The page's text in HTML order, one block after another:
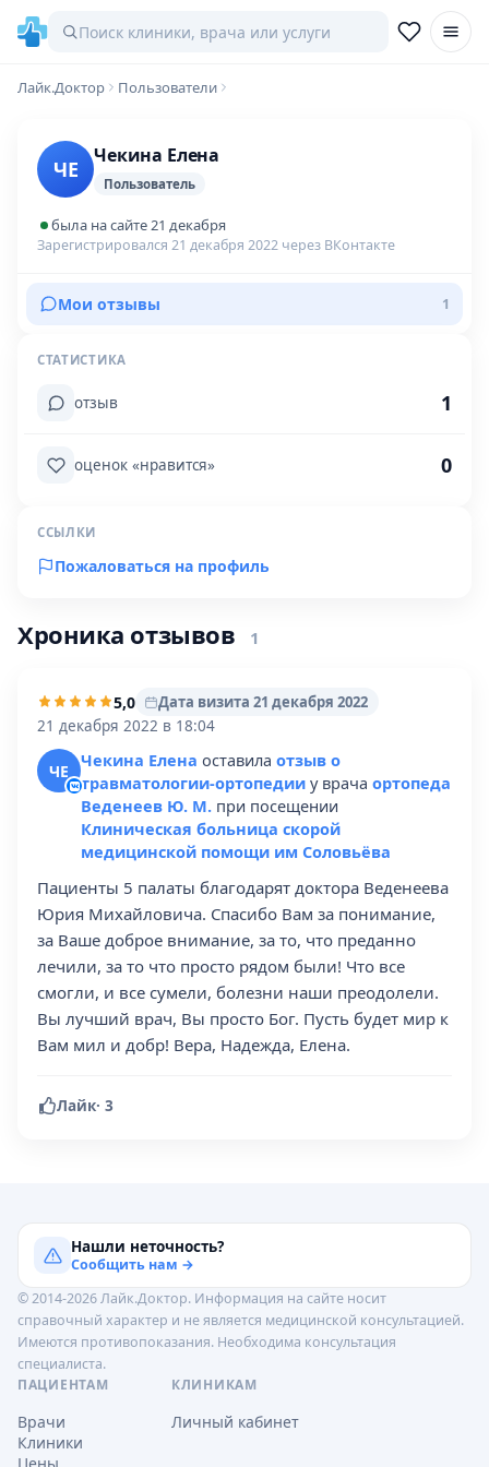
Лайк.Доктор Пользователи
ЧЕ
Чекина Елена
Пользователь
была на сайте 21 декабря
Зарегистрировался 21 декабря 2022 через ВКонтакте
Мои отзывы 1
СТАТИСТИКА
отзыв 1
оценок «нравится» 0
ССЫЛКИ
Пожаловаться на профиль
Хроника отзывов 1
5,0
Дата визита 21 декабря 2022
21 декабря 2022 в 18:04
ЧЕ Чекина Елена оставила отзыв о
травматологии-ортопедии у врача ортопеда
Веденеев Ю. М. при посещении
Клиническая больница скорой
медицинской помощи им Соловьёва
Пациенты 5 палаты благодарят доктора Веденеева
Юрия Михайловича. Спасибо Вам за понимание,
за Ваше доброе внимание, за то, что преданно
лечили, за то что просто рядом были! Что все
смогли, и все сумели, болезни наши преодолели.
Вы лучший врач, Вы просто Бог. Пусть будет мир к
Вам мил и добр! Вера, Надежда, Елена.
Лайк· 3
Нашли неточность?
Сообщить нам →
© 2014-2026 Лайк.Доктор. Информация на сайте носит
справочный характер и не является медицинской консультацией.
Имеются противопоказания. Необходима консультация
специалиста.
ПАЦИЕНТАМ
Врачи
Клиники
КЛИНИКАМ
Личный кабинет